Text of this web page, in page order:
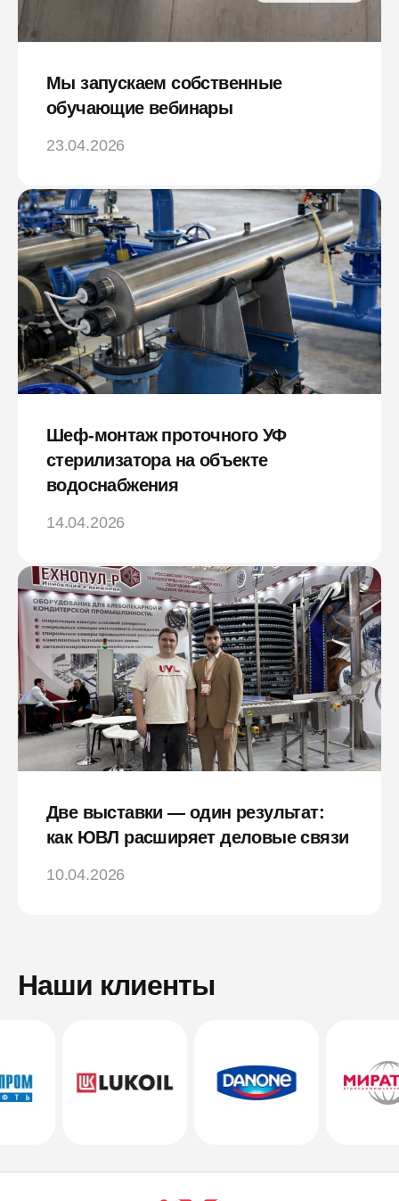
Мы запускаем собственные
обучающие вебинары
23.04.2026
Шеф-монтаж проточного УФ
стерилизатора на объекте
водоснабжения
14.04.2026
Две выставки — один результат:
как ЮВЛ расширяет деловые связи
10.04.2026
Наши клиенты